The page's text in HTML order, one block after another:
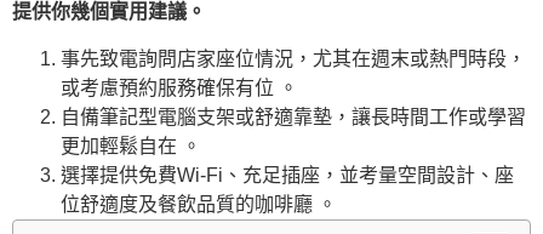
提供你幾個實用建議。
事先致電詢問店家座位情況，尤其在週末或熱門時段，
或考慮預約服務確保有位 。
自備筆記型電腦支架或舒適靠墊，讓長時間工作或學習
更加輕鬆自在 。
選擇提供免費Wi-Fi、充足插座，並考量空間設計、座
位舒適度及餐飲品質的咖啡廳 。